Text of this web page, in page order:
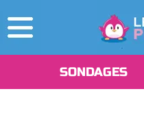
SONDAGES